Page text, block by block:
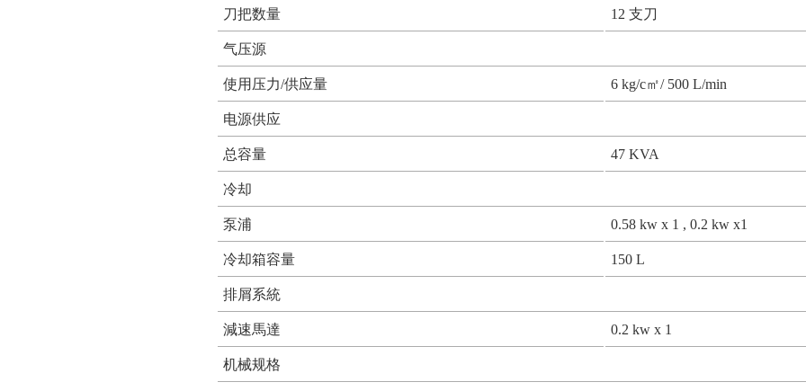
刀把数量 12 支刀
气压源
使用压力/供应量 6 kg/c㎡/ 500 L/min
电源供应
总容量 47 KVA
冷却
泵浦 0.58 kw x 1 , 0.2 kw x1
冷却箱容量 150 L
排屑系統
減速馬達 0.2 kw x 1
机械规格